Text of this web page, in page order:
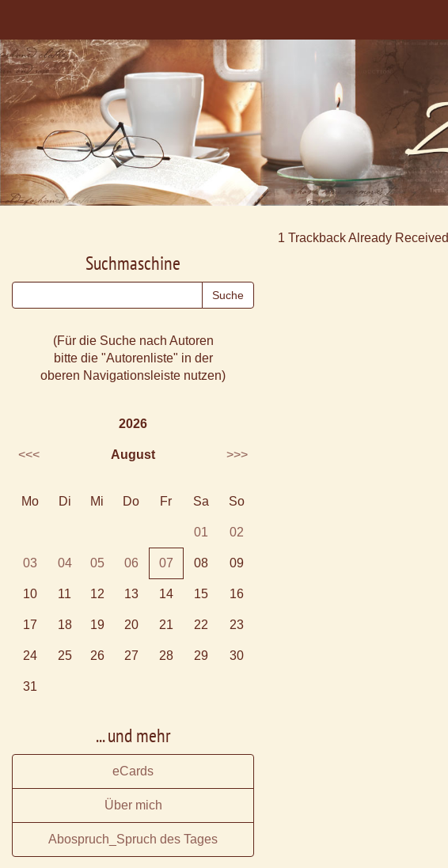
1 Trackback Already Received
Suchmaschine
(Für die Suche nach Autoren
bitte die "Autorenliste" in der
oberen Navigationsleiste nutzen)
2026
<<< August >>>
Mo Di Mi Do Fr Sa So
01 02
03 04 05 06 07 08 09
10 11 12 13 14 15 16
17 18 19 20 21 22 23
24 25 26 27 28 29 30
31
... und mehr
eCards
Über mich
Abospruch_Spruch des Tages